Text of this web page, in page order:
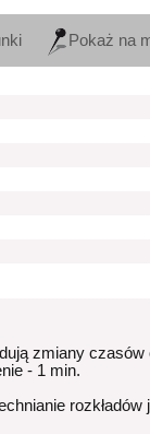
Pokaż na
zmiany czasów
- 1 min.